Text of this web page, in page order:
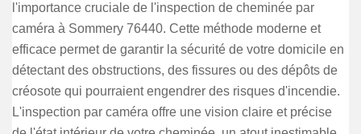
l'importance cruciale de l'inspection de cheminée par
caméra à Sommery 76440. Cette méthode moderne et
efficace permet de garantir la sécurité de votre domicile en
détectant des obstructions, des fissures ou des dépôts de
créosote qui pourraient engendrer des risques d'incendie.
L'inspection par caméra offre une vision claire et précise